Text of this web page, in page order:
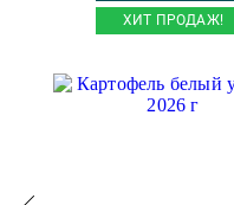
Amida Style
Angelato
ХИТ ПРОДАЖ!